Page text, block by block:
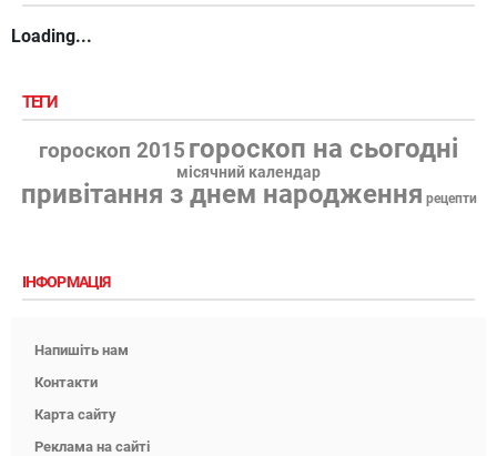
Loading...
ТЕГИ
гороскоп 2015 гороскоп на сьогодні
місячний календар
привітання з днем народження рецепти
ІНФОРМАЦІЯ
Напишіть нам
Контакти
Карта сайту
Реклама на сайті